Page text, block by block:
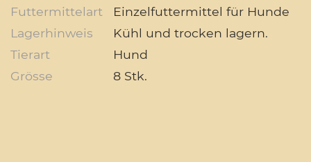
Futtermittelart
Einzelfuttermittel für Hunde
Lagerhinweis
Kühl und trocken lagern.
Tierart
Hund
Grösse
8 Stk.